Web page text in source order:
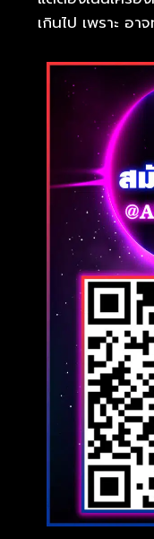
เกินไป เพราะ อา